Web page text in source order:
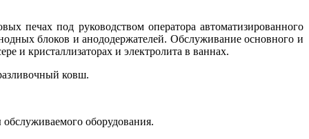
печах под руководством оператора автоматизированного
блоков и анододержателей. Обслуживание основного и
и кристаллизаторах и электролита в ваннах.
ковш.
обслуживаемого оборудования.